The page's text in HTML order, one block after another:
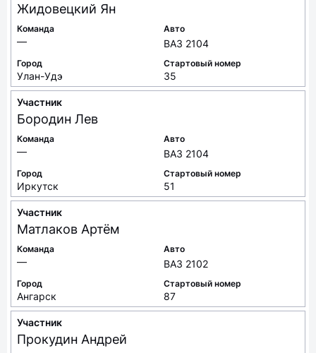
Жидовецкий Ян
Команда
—
Авто
ВАЗ 2104
Город
Улан-Удэ
Стартовый номер
35
Участник
Бородин Лев
Команда
—
Авто
ВАЗ 2104
Город
Иркутск
Стартовый номер
51
Участник
Матлаков Артём
Команда
—
Авто
ВАЗ 2102
Город
Ангарск
Стартовый номер
87
Участник
Прокудин Андрей